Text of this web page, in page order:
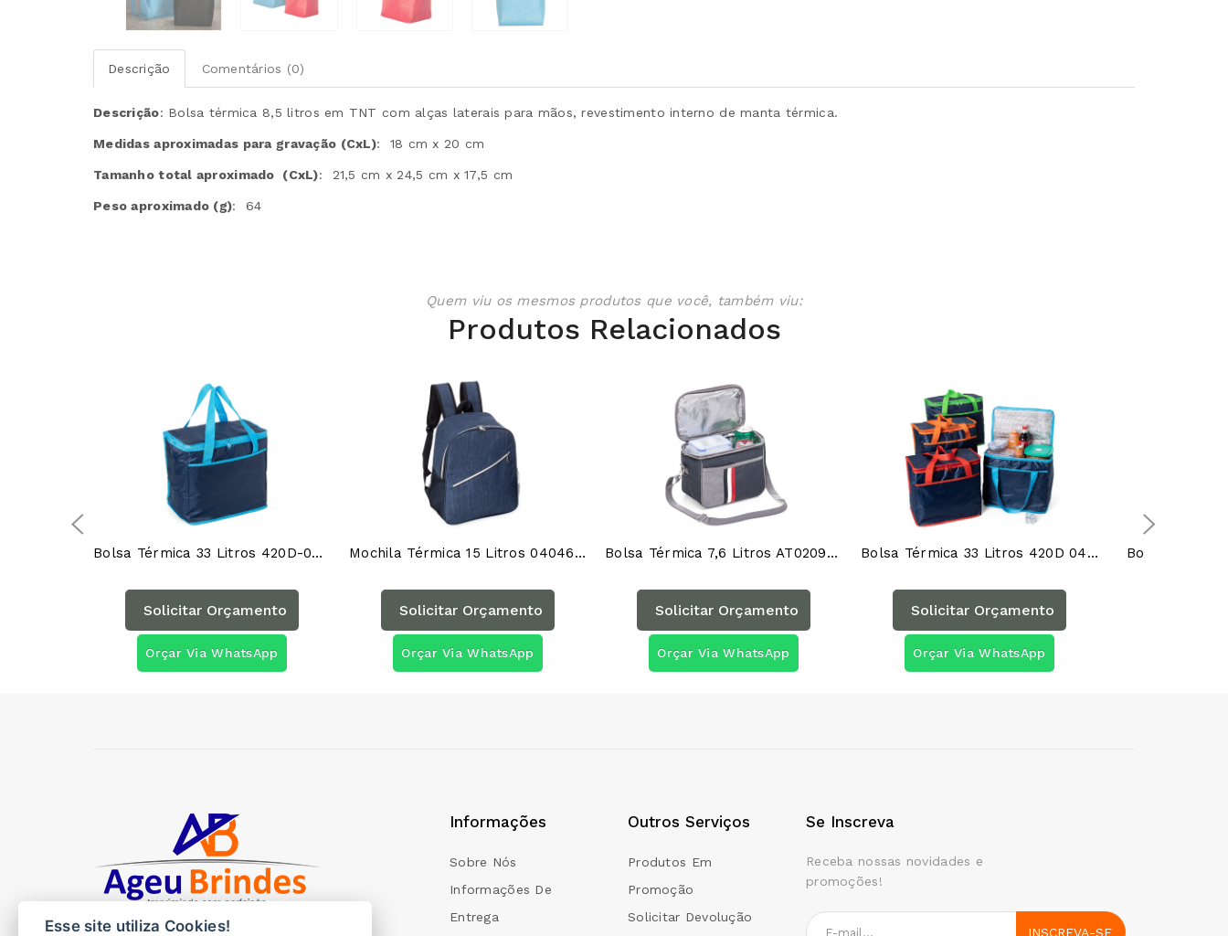
Descrição Comentários (0)
Descrição: Bolsa térmica 8,5 litros em TNT com alças laterais para mãos, revestimento interno de manta térmica.
Medidas aproximadas para gravação (CxL): 18 cm x 20 cm
Tamanho total aproximado (CxL): 21,5 cm x 24,5 cm x 17,5 cm
Peso aproximado (g): 64
Quem viu os mesmos produtos que você, também viu:
Produtos Relacionados
Bolsa Térmica 33 Litros 420D-04044AG
Solicitar Orçamento
Orçar Via WhatsApp
Mochila Térmica 15 Litros 04046AG
Solicitar Orçamento
Orçar Via WhatsApp
Bolsa Térmica 7,6 Litros AT02091AG
Solicitar Orçamento
Orçar Via WhatsApp
Bolsa Térmica 33 Litros 420D 04044AG
Solicitar Orçamento
Orçar Via WhatsApp
Bolsa Térmica
Informações
Sobre Nós
Informações De
Entrega
Outros Serviços
Produtos Em
Promoção
Solicitar Devolução
Se Inscreva
Receba nossas novidades e
promoções!
INSCREVA-SE
Esse site utiliza Cookies!